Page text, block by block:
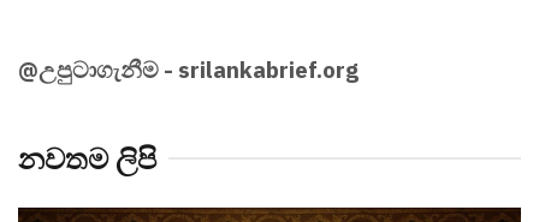
@උපුටාගැනීම - srilankabrief.org
නවතම ලිපි